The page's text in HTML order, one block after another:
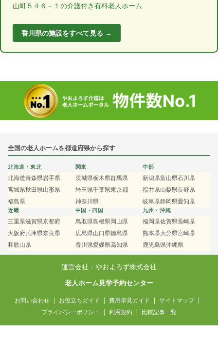
山町５４６－１の介護付き有料老人ホーム
香川県の施設をすべて見る →
全国の老人ホームを都道府県から探す
北海道・東北
北海道青森県岩手県
宮城県秋田県山形県
福島県
関東
茨城県栃木県群馬県
埼玉県千葉県東京都
神奈川県
中部
新潟県富山県石川県
福井県山梨県長野県
岐阜県静岡県愛知県
近畿
三重県滋賀県京都府
大阪府兵庫県奈良県
和歌山県
中国・四国
鳥取県島根県岡山県
広島県山口県徳島県
香川県愛媛県高知県
九州・沖縄
福岡県佐賀県長崎県
熊本県大分県宮崎県
鹿児島県沖縄県
運営会社：やおよろず株式会社
老人ホーム見学予約センター
お問い合わせ お役立ちガイド 費用早見ガイド
サイトマップ
プライバシーポリシー
利用規約 比較記事一覧